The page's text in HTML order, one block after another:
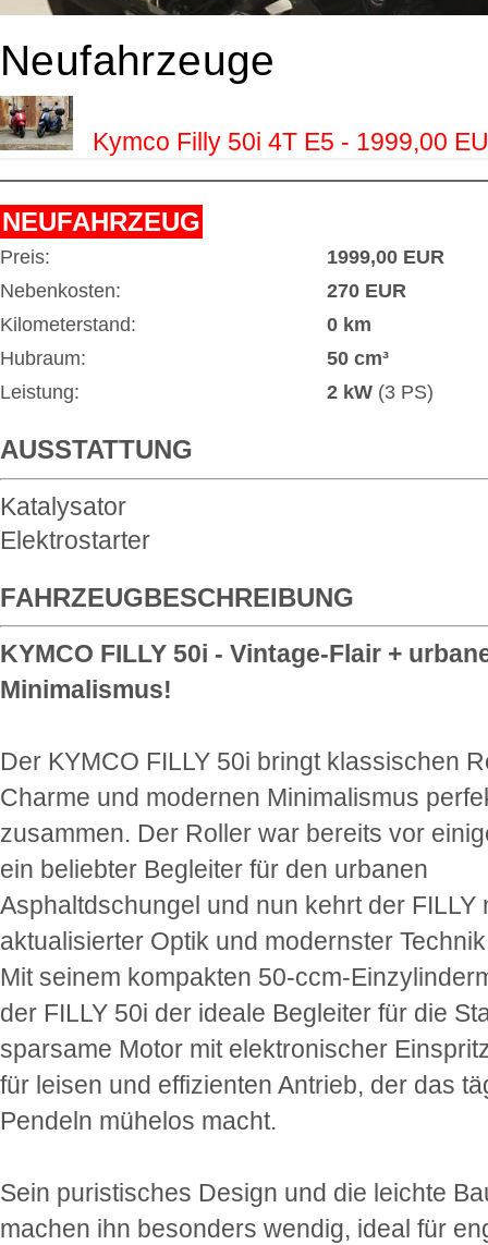
Neufahrzeuge
Kymco Filly 50i 4T E5 - 1999,00
NEUFAHRZEUG
Preis:
1999,00 EUR
Nebenkosten:
270 EUR
Kilometerstand:
0 km
Hubraum:
50 cm³
Leistung:
2 kW (3 PS)
AUSSTATTUNG
Katalysator
Elektrostarter
FAHRZEUGBESCHREIBUNG
KYMCO FILLY 50i - Vintage-Flair +
Minimalismus!
Der KYMCO FILLY 50i bringt klassischen
Charme und modernen Minimalismus
zusammen. Der Roller war bereits vor
ein beliebter Begleiter für den urbanen
Asphaltdschungel und nun kehrt der FILLY
aktualisierter Optik und modernster
Mit seinem kompakten 50-ccm-
der FILLY 50i der ideale Begleiter für die
sparsame Motor mit elektronischer
für leisen und effizienten Antrieb, der das
Pendeln mühelos macht.
Sein puristisches Design und die leichte
machen ihn besonders wendig, ideal für